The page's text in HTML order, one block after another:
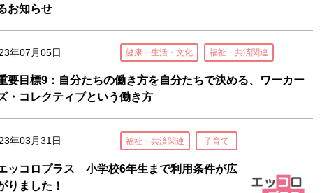
お知らせ
年07月05日 健康・生活・文化 福祉・共済関連
要目標9：自分たちの働き方を自分たちで決める、ワーカー
・コレクティブという働き方
年03月31日 福祉・共済関連 子育て
ッコロプラス 小学校6年生まで利用条件が広
りました！